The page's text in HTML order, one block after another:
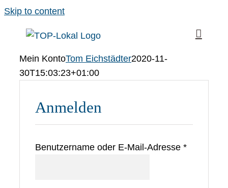
Skip to content
Mein KontoTom Eichstädter2020-11-
30T15:03:23+01:00
Anmelden
Benutzername oder E-Mail-Adresse *